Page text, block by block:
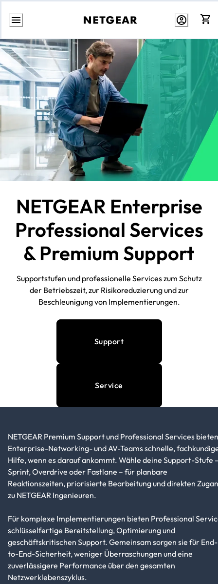
Weiter
zum
Inhalt
NETGEAR Enterprise
Professional Services
& Premium Support
Supportstufen und professionelle Services zum Schutz
der Betriebszeit, zur Risikoreduzierung und zur
Beschleunigung von Implementierungen.
Support
Service
NETGEAR Premium Support und Professional Services bieten
Enterprise-Networking- und AV-Teams schnelle,
Hilfe, wenn es darauf ankommt. Wähle deine Support-Stufe
Sprint, Overdrive oder Fastlane – für planbare
Reaktionszeiten, priorisierte Bearbeitung und direkten
zu NETGEAR Ingenieuren.
Für komplexe Implementierungen bieten Professional
schlüsselfertige Bereitstellung, Optimierung und
geschäftskritischen Support. Gemeinsam sorgen sie für End-
to-End-Sicherheit, weniger Überraschungen und eine
zuverlässigere Performance über den gesamten
Netzwerklebenszyklus.